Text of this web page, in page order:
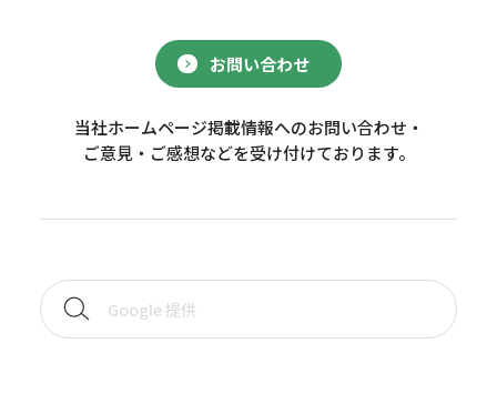
お問い合わせ
当社ホームページ掲載情報へのお問い合わせ・
ご意見・ご感想などを受け付けております。